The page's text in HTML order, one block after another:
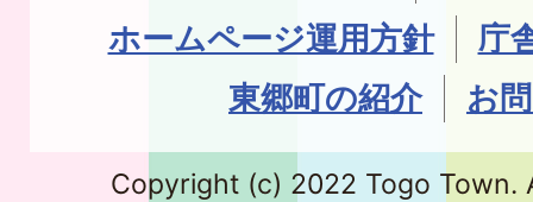
ホームページ運用方針
庁
東郷町の紹介
お
Copyright (c) 2022 Togo Town.